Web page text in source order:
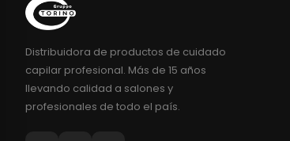
Distribuidora de productos de cuidado
capilar profesional. Más de 15 años
llevando calidad a salones y
profesionales de todo el país.